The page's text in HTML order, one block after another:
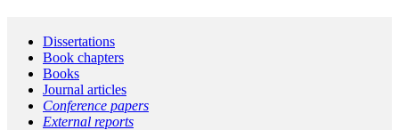
Dissertations
Book chapters
Books
Journal articles
Conference papers
External reports